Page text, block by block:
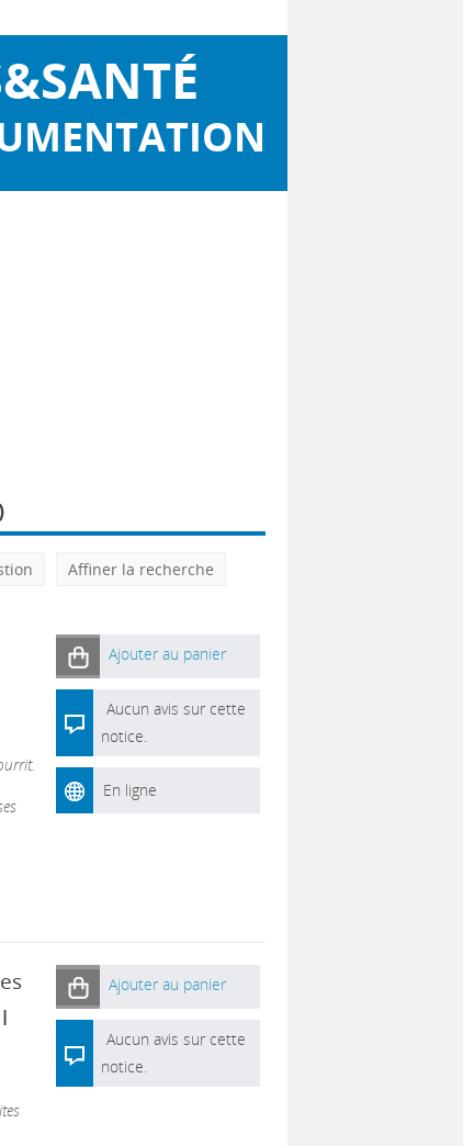
Affiner la recherche
Ajouter au panier
Aucun avis sur cette
notice.
En ligne
Ajouter au panier
Aucun avis sur cette
notice.